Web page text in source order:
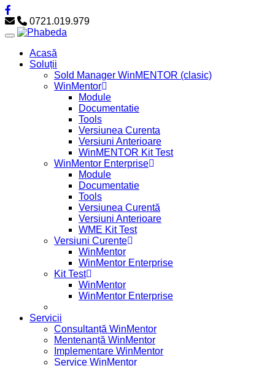
0721.019.979
Acasă
Soluții
Sold Manager WinMENTOR (clasic)
WinMentor
Module
Documentatie
Tools
Versiunea Curenta
Versiuni Anterioare
WinMENTOR Kit Test
WinMentor Enterprise
Module
Documentatie
Tools
Versiunea Curentă
Versiuni Anterioare
WME Kit Test
Versiuni Curente
WinMentor
WinMentor Enterprise
Kit Test
WinMentor
WinMentor Enterprise
Servicii
Consultanță WinMentor
Mentenanță WinMentor
Implementare WinMentor
Service WinMentor